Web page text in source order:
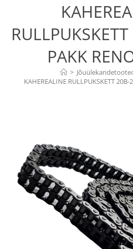
PAKK
>
KAHEREALINE RULLPUKSKETT